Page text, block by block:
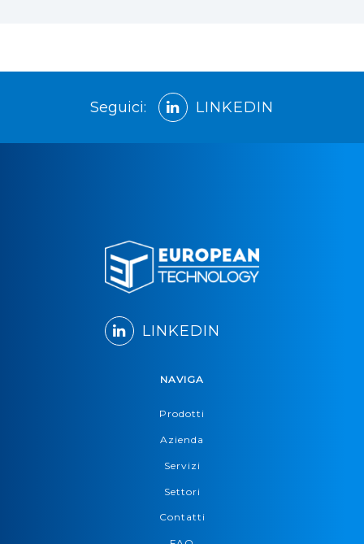
Seguici: LINKEDIN
LINKEDIN
NAVIGA
Prodotti
Azienda
Servizi
Settori
Contatti